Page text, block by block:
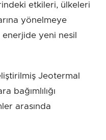
etkileri, ülkeleri
yönelmeye
yeni nesil
Jeotermal
bağımlılığı
arasında